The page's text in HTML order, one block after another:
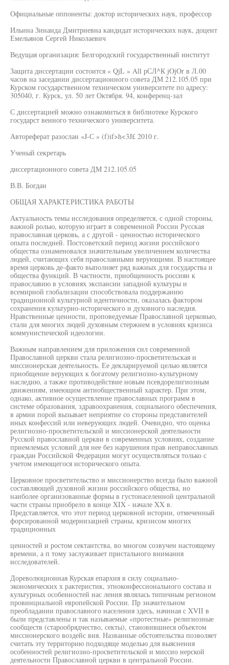
Официальные оппоненты: доктор исторических наук, профессор
Ильина Зинаида Дмитриевна кандидат исторических наук, доцент
Емельянов Сергей Николаевич
Ведущая организация: Белгородский государственный институт
Защита диссертации состоится « QjL » All рСЛ^К jOjOr в Л.00
часов на заседании диссертационного совета ДМ 212.105.05 при
Курском государственном техническом университете по адресу:
305040, г. Курск, ул. 50 лет Октября. 94, конференц-зал
С диссертацией можно ознакомиться в библиотеке Курского
государст венного технического университета.
Автореферат разослан «J-С » (f)if>h<3J£ 2010 г.
Ученый секретарь
диссертационного совета ДМ 212.105.05
В.В. Богдан
ОБЩАЯ ХАРАКТЕРИСТИКА РАБОТЫ
Актуальность темы исследования определяется, с одной стороны,
важной ролью, которую играет в современной России Русская
православная церковь, а с другой - ценностью исторического
опыта последней. Постсоветский период жизни российского
общества ознаменовался значительным увеличением количества
людей, считающих себя православными верующими. В настоящее
время церковь де-факто выполняет ряд важных для государства и
общества функций. В частности, приобщенность россиян к
православию в условиях экспансии западной культуры и
всемирной глобализации способствовала поддержанию
традиционной культурной идентичности, оказалась фактором
сохранения культурно-исторического и духовного наследия.
Нравственные ценности, проповедуемые Православной церковью,
стали для многих людей духовным стержнем в условиях кризиса
коммунистической идеологии.
Важным направлением для приложения сил современной
Православной церкви стала религиозно-просветительская и
миссионерская деятельность. Ее декларируемой целью является
приобщение верующих к богатому религиозно-культурному
наследию, а также противодействие новым псевдорелигиозным
движениям, имеющим антиобщественный характер. При этом,
однако, активное осуществление православных программ в
системе образования, здравоохранения, социального обеспечения,
в армии порой вызывает неприятие со стороны представителей
иных конфессий или неверующих людей. Очевидно, что оценка
религиозно-просветительской и миссионерской деятельности
Русской православной церкви в современных условиях, создание
приемлемых условий для нее без нарушения прав неправославных
граждан Российской Федерации могут осуществляться только с
учетом имеющегося исторического опыта.
Церковное просветительство и миссионерство всегда было важной
составляющей духовной жизни российского общества, но
наиболее организованные формы в густонаселенной центральной
части страны приобрело в конце XIX - начале XX в.
Представляется, что этот период церковной истории, отмеченный
форсированной модернизацией страны, кризисом многих
традиционных
ценностей и ростом сектантства, во многом созвучен настоящему
времени, а п тому заслуживает пристального внимания
исследователей.
Дореволюционная Курская епархия в силу социально-
экономических х рактеристик, этноконфессионального состава и
культурных особенностей нас ления являлась типичным регионом
провинциальной европейской России. Пр значительном
преобладании православного населения здесь, начиная с XVII в
были представлены и так называемые «протестные» религиозные
сообществ (старообрядчество, секты), становившиеся объектом
миссионерского воздейс вия. Названные обстоятельства позволяет
считать эту территорию подходяще моделью для выяснения
особенностей религиозно-просветительской и миссио нерской
деятельности Православной церкви в центральной России.